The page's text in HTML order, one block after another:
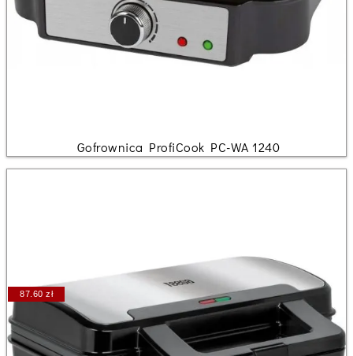
Gofrownica ProfiCook PC-WA 1240
87.60 zł